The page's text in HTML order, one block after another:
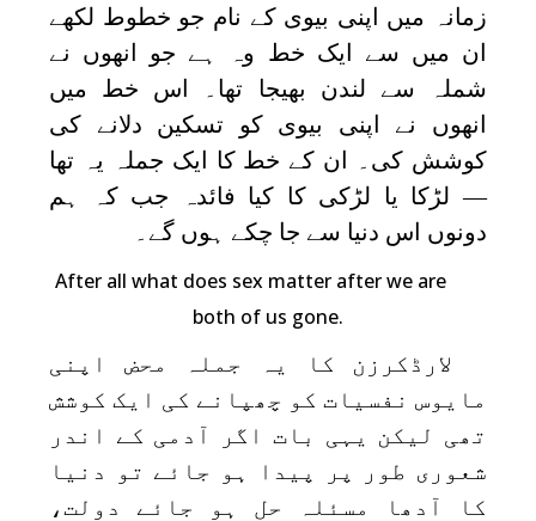
زمانہ میں اپنی بیوی کے نام جو خطوط لکھے
ان میں سے ایک خط وہ ہے جو انھوں نے
شملہ سے لندن بھیجا تھا۔ اس خط میں
انھوں نے اپنی بیوی کو تسکین دلانے کی
کوشش کی۔ ان کے خط کا ایک جملہ یہ تھا
— لڑکا یا لڑکی کا کیا فائدہ جب کہ ہم
دونوں اس دنیا سے جا چکے ہوں گے۔
After all what does sex matter after we are
both of us gone.
لارڈکرزن کا یہ جملہ محض اپنی
مایوس نفسیات کو چھپانے کی ایک کوشش
تھی لیکن یہی بات اگر آدمی کے اندر
شعوری طور پر پیدا ہو جائے تو دنیا
کا آدھا مسئلہ حل ہو جائے دولت،